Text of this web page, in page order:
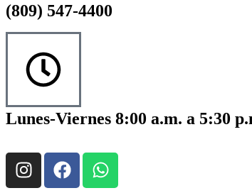
(809) 547-4400
Lunes-Viernes 8:00 a.m. a 5:30